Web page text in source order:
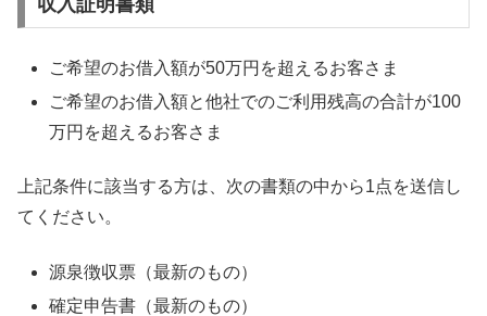
ご希望のお借入額が50万円を超えるお客さま
ご希望のお借入額と他社でのご利用残高の合計が100
万円を超えるお客さま
上記条件に該当する方は、次の書類の中から1点を送信し
てください。
源泉徴収票（最新のもの）
確定申告書（最新のもの）